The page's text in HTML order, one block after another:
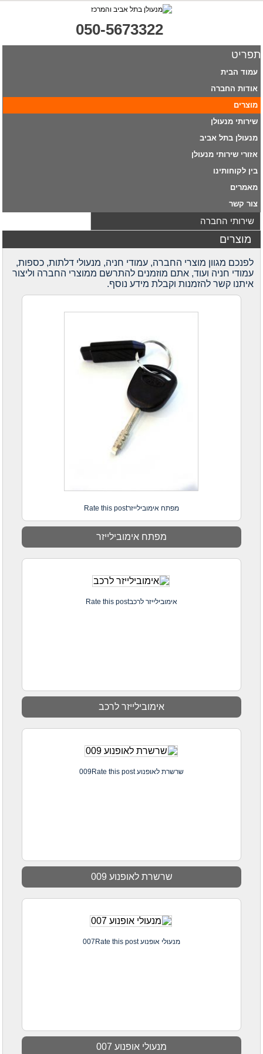
050-5673322
תפריט
עמוד הבית
אודות החברה
מוצרים
שירותי מנעולן
מנעולן בתל אביב
אזורי שירותי מנעולן
בין לקוחותינו
מאמרים
צור קשר
שירותי החברה
מוצרים
לפנכם מגוון מוצרי החברה, עמודי חניה, מנעולי דלתות, כספות,
עמודי חניה ועוד, אתם מוזמנים להתרשם ממוצרי החברה וליצור
איתנו קשר להזמנות וקבלת מידע נוסף.
מפתח אימובילייזרRate this post
מפתח אימובילייזר
אימובילייזר לרכבRate this post
אימובילייזר לרכב
שרשרת לאופנוע 009Rate this post
שרשרת לאופנוע 009
מנעולי אופנוע 007Rate this post
מנעולי אופנוע 007